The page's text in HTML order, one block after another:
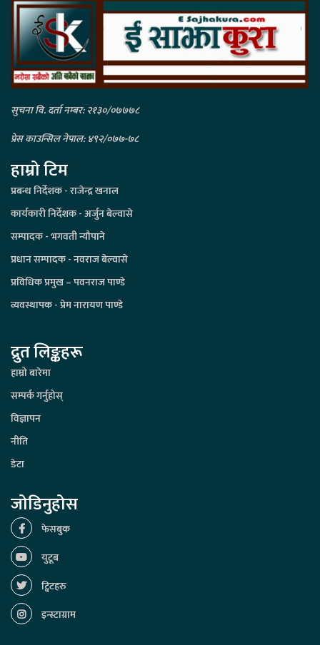
सुचना वि. दर्ता नम्बर: २१३०/०७७७८
प्रेस काउन्सिल नेपाल: ४९२/०७७-७८
हाम्रो टिम
प्रबन्ध निर्देशक - राजेन्द्र खनाल
कार्यकारी निर्देशक - अर्जुन बेल्वासे
सम्पादक - भगवती न्यौपाने
प्रधान सम्पादक - नवराज बेल्वासे
प्रविधिक प्रमुख – पवनराज पाण्डे
व्यवस्थापक - प्रेम नारायण पाण्डे
द्रुत लिङ्कहरू
हाम्रो बारेमा
सम्पर्क गर्नुहोस्
विज्ञापन
नीति
डेटा
जोडिनुहोस
फेसबुक
युटूब
ट्विटहरु
इन्स्टाग्राम